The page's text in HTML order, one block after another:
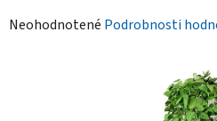
Priemerné
Neohodnotené Podrobnosti